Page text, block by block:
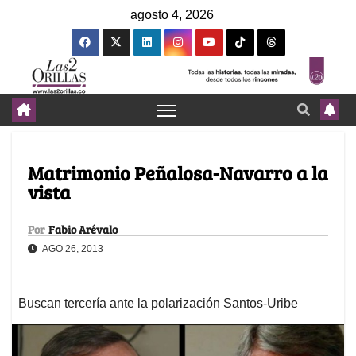
agosto 4, 2026
Matrimonio Peñalosa-Navarro a la
vista
Por Fabio Arévalo
AGO 26, 2013
Buscan tercería ante la polarización Santos-Uribe